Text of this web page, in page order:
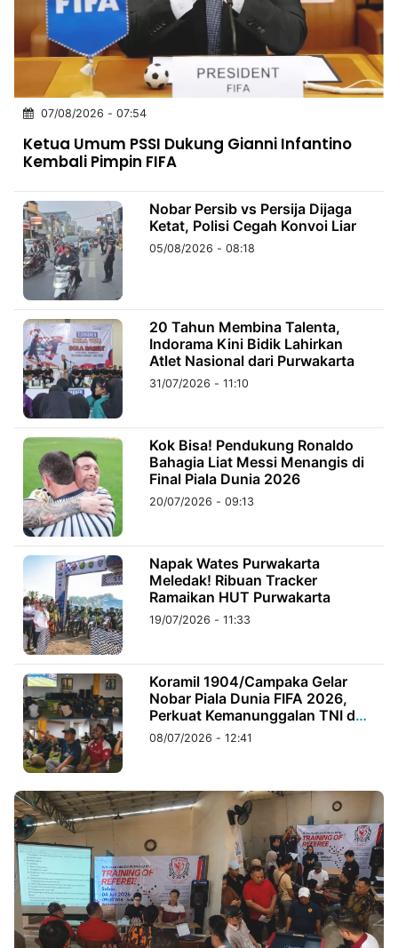
INDONESIA
Partner
NTB
Time
IDN
Jogja
Rakyat
News
Notice
Baru
Follow
Kabarbaru
Kabarbaru.co
PT.
Kabarbaru
Media
Holding
07/08/2026 - 07:54
Ketua Umum PSSI Dukung Gianni Infantino
Kembali Pimpin FIFA
Nobar Persib vs Persija Dijaga
Ketat, Polisi Cegah Konvoi Liar
05/08/2026 - 08:18
20 Tahun Membina Talenta,
Indorama Kini Bidik Lahirkan
Atlet Nasional dari Purwakarta
31/07/2026 - 11:10
Kok Bisa! Pendukung Ronaldo
Bahagia Liat Messi Menangis di
Final Piala Dunia 2026
20/07/2026 - 09:13
Napak Wates Purwakarta
Meledak! Ribuan Tracker
Ramaikan HUT Purwakarta
19/07/2026 - 11:33
Koramil 1904/Campaka Gelar
Nobar Piala Dunia FIFA 2026,
Perkuat Kemanunggalan TNI dan
Rakyat
08/07/2026 - 12:41